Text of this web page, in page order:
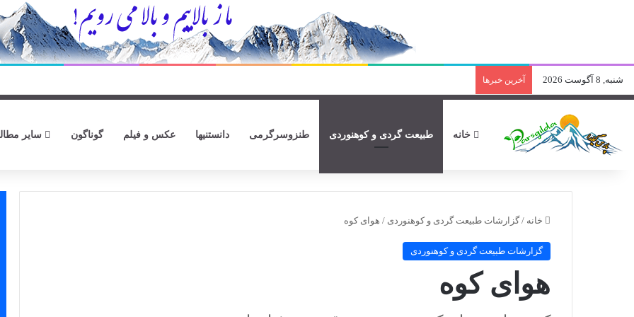
شنبه, 8 آگوست 2026 آخرین خبرها
خانه طبیعت گردی و کوهنوردی طنزوسرگرمی دانستنیها عکس و فیلم گوناگون سایر
خانه / گزارشات طبیعت گردی و کوهنوردی / هوای کوه
گزارشات طبیعت گردی و کوهنوردی
هوای کوه